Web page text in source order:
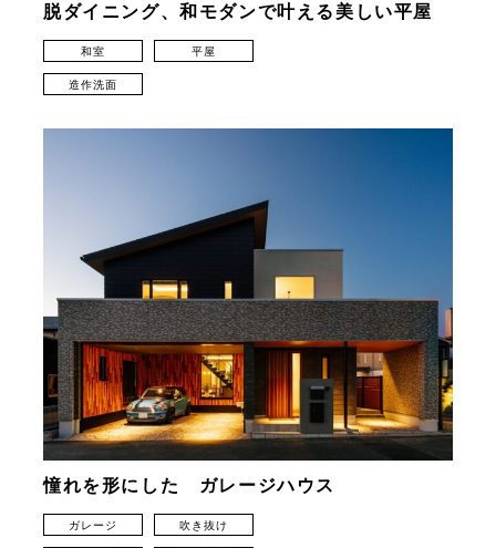
脱ダイニング、和モダンで叶える美しい平屋
和室 平屋
造作洗面
憧れを形にした ガレージハウス
ガレージ 吹き抜け